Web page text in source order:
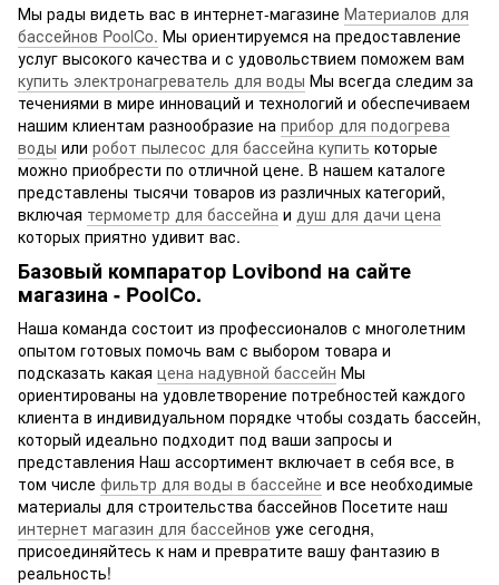
Мы рады видеть вас в интернет-магазине Материалов для
бассейнов PoolCo. Мы ориентируемся на предоставление
услуг высокого качества и с удовольствием поможем вам
купить электронагреватель для воды Мы всегда следим за
течениями в мире инноваций и технологий и обеспечиваем
нашим клиентам разнообразие на прибор для подогрева
воды или робот пылесос для бассейна купить которые
можно приобрести по отличной цене. В нашем каталоге
представлены тысячи товаров из различных категорий,
включая термометр для бассейна и душ для дачи цена
которых приятно удивит вас.
Базовый компаратор Lovibond на сайте
магазина - PoolCo.
Наша команда состоит из профессионалов с многолетним
опытом готовых помочь вам с выбором товара и
подсказать какая цена надувной бассейн Мы
ориентированы на удовлетворение потребностей каждого
клиента в индивидуальном порядке чтобы создать бассейн,
который идеально подходит под ваши запросы и
представления Наш ассортимент включает в себя все, в
том числе фильтр для воды в бассейне и все необходимые
материалы для строительства бассейнов Посетите наш
интернет магазин для бассейнов уже сегодня,
присоединяйтесь к нам и превратите вашу фантазию в
реальность!